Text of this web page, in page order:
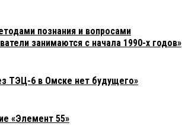
познания и вопросами
занимаются с начала 1990-х годов»
ТЭЦ-6 в Омске нет будущего»
«Элемент 55»